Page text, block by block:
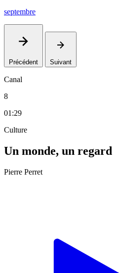
septembre
Précédent Suivant
Canal
8
01:29
Culture
Un monde, un regard
Pierre Perret